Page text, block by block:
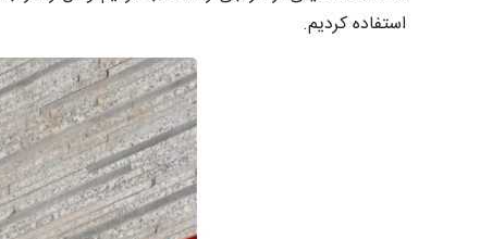
استفاده کردیم.